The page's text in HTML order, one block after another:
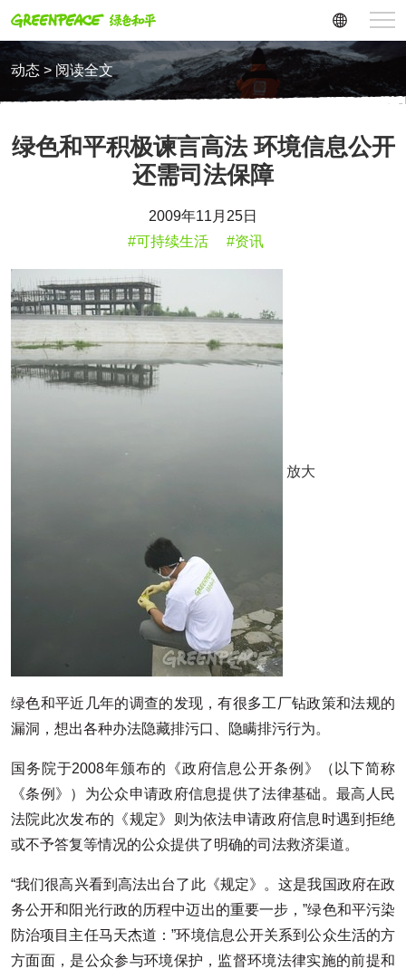
动态 > 阅读全文
绿色和平积极谏言高法 环境信息公开
还需司法保障
2009年11月25日
#可持续生活
#资讯
放大
绿色和平近几年的调查的发现，有很多工厂钻政策和法规的
漏洞，想出各种办法隐藏排污口、隐瞒排污行为。
国务院于2008年颁布的《政府信息公开条例》（以下简称
《条例》）为公众申请政府信息提供了法律基础。最高人民
法院此次发布的《规定》则为依法申请政府信息时遇到拒绝
或不予答复等情况的公众提供了明确的司法救济渠道。
“我们很高兴看到高法出台了此《规定》。这是我国政府在政
务公开和阳光行政的历程中迈出的重要一步，”绿色和平污染
防治项目主任马天杰道：”环境信息公开关系到公众生活的方
方面面，是公众参与环境保护，监督环境法律实施的前提和